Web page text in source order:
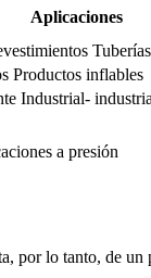
Aplicaciones
Tuberías
Productos inflables
Industrial-
a presión
lo tanto, de un